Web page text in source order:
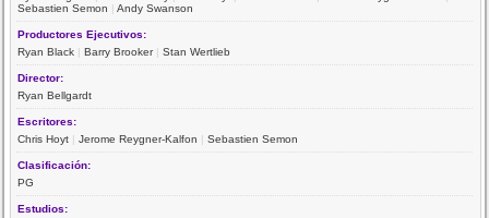
Sebastien Semon |Andy Swanson
Productores Ejecutivos:
Ryan Black |Barry Brooker|Stan Wertlieb
Director:
Ryan Bellgardt
Escritores:
Chris Hoyt |Jerome Reygner-Kalfon |Sebastien Semon
Clasificación:
PG
Estudios: